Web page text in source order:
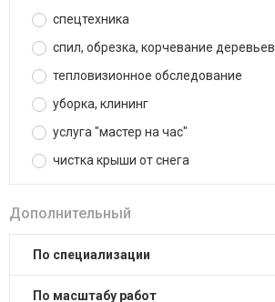
спецтехника
спил, обрезка, корчевание деревьев
тепловизионное обследование
уборка, клининг
услуга "мастер на час"
чистка крыши от снега
Дополнительный
по специализации
по масштабу работ